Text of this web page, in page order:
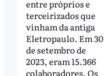
entre próprios e
terceirizados que
vinham da antiga
Eletropaulo. Em 30
de setembro de
2023, eram 15.366
colaboradores. Os